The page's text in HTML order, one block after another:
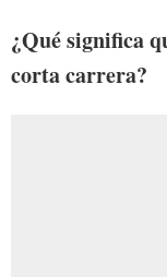
¿Qué significa
corta carrera?